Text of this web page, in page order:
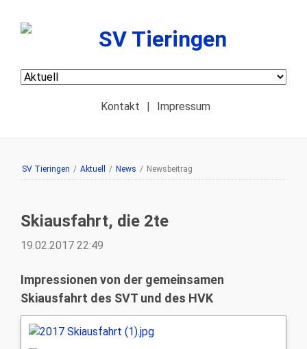
Kontakt
| Impressum
SV Tieringen / Aktuell / News / Newsbeitrag
Skiausfahrt, die 2te
19.02.2017 22:49
Impressionen von der gemeinsamen
Skiausfahrt des SVT und des HVK